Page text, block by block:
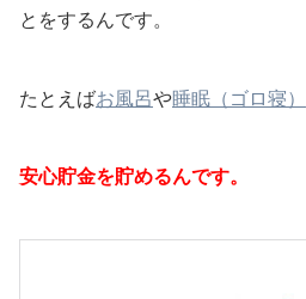
とをするんです。
たとえばお風呂や睡眠（ゴロ寝）
安心貯金を貯めるんです。